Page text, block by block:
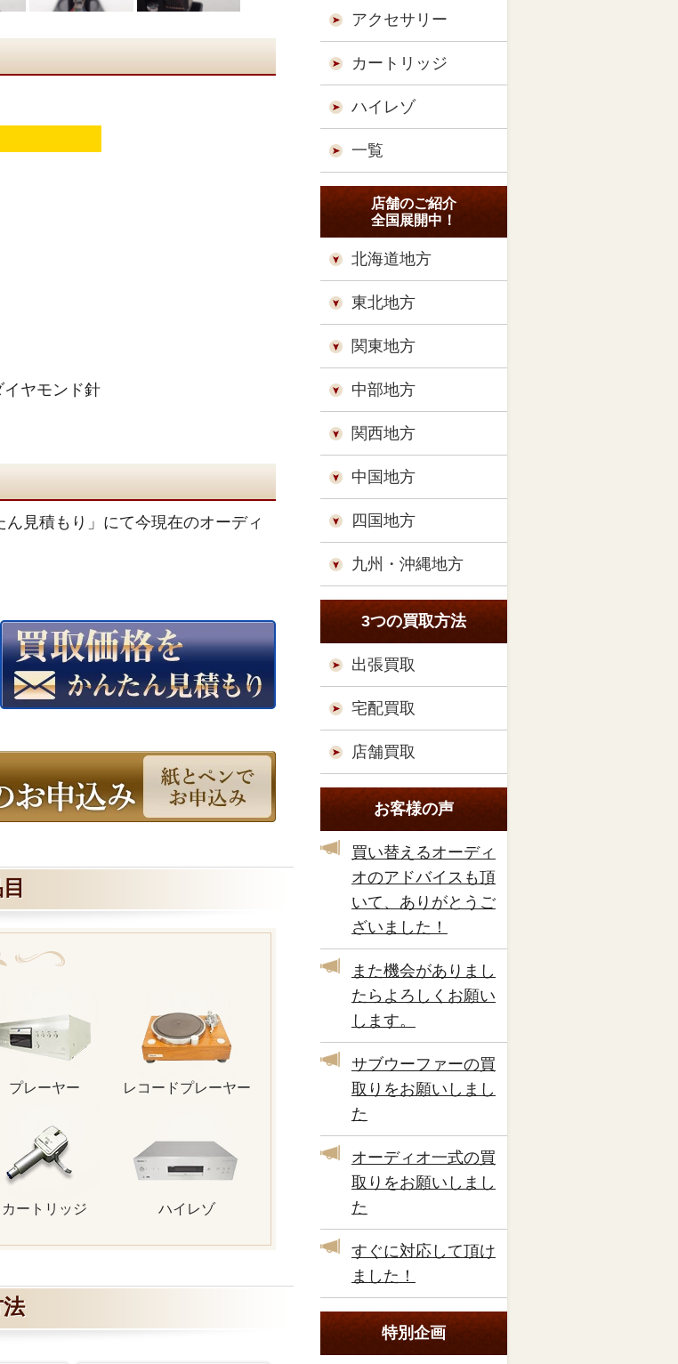
ヤモンド針
見積もり」にて今現在のオーディ
プレーヤー レコードプレーヤー
カートリッジ ハイレゾ
アクセサリー
カートリッジ
ハイレゾ
一覧
店舗のご紹介
全国展開中！
北海道地方
東北地方
関東地方
中部地方
関西地方
中国地方
四国地方
九州・沖縄地方
3つの買取方法
出張買取
宅配買取
店舗買取
お客様の声
買い替えるオーディ
オのアドバイスも頂
いて、ありがとうご
ざいました！
また機会がありまし
たらよろしくお願い
します。
サブウーファーの買
取りをお願いしまし
た
オーディオ一式の買
取りをお願いしまし
た
すぐに対応して頂け
ました！
特別企画